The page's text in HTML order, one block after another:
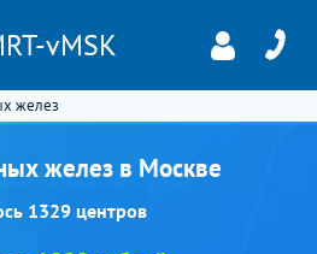
vMSK
желез
желез в Москве
1329 центров